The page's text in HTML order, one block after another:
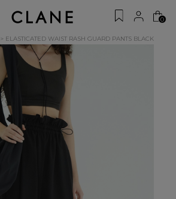
0
> ELASTICATED WAIST RASH GUARD PANTS BLACK